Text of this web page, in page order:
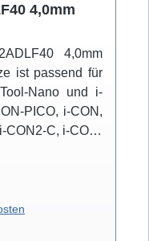
4,0mm
4,0mm
ist passend für
Nano und i-
PICO, i-CON,
CON2-C, i-CON-